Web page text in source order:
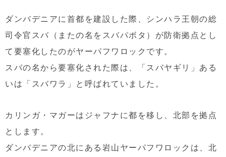
ダンバデニアに首都を建設した際、シンハラ王朝の総
司令官スバ（またの名をスバパボタ）が防衛拠点とし
て要塞化したのがヤーパフワロックです。
スバの名から要塞化された際は、「スバヤギリ」ある
いは「スバワラ」と呼ばれていました。
カリンガ・マガーはジャフナに都を移し、北部を拠点
とします。
ダンバデニアの北にある岩山ヤーパフワロックは、北